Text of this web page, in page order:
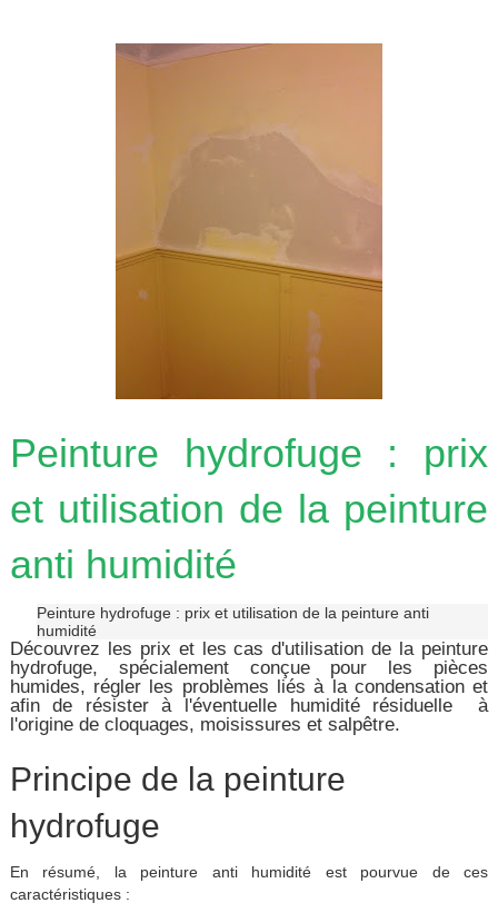
Peinture hydrofuge : prix
et utilisation de la peinture
anti humidité
Peinture hydrofuge : prix et utilisation de la peinture anti
humidité
Découvrez les prix et les cas d'utilisation de la peinture
hydrofuge, spécialement conçue pour les pièces
humides, régler les problèmes liés à la condensation et
afin de résister à l'éventuelle humidité résiduelle à
l'origine de cloquages, moisissures et salpêtre.
Principe de la peinture
hydrofuge
En résumé, la peinture anti humidité est pourvue de ces
caractéristiques :